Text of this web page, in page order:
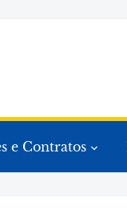
e Contratos